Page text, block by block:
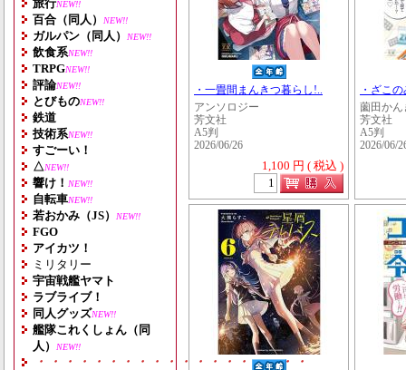
旅行NEW!!
百合（同人） NEW!!
ガルパン（同人） NEW!!
飲食系NEW!!
TRPGNEW!!
評論NEW!!
とびものNEW!!
鉄道
技術系NEW!!
すごーい！
△NEW!!
響け！ NEW!!
自転車NEW!!
若おかみ（JS） NEW!!
FGO
アイカツ！
ミリタリー
宇宙戦艦ヤマト
ラブライブ！
同人グッズNEW!!
艦隊これくしょん（同
人）
NEW!!
・・・・・・・・・・・・・・・・・・・
・一畳間まんきつ暮らし!..
アンソロジー
芳文社
A5判
2026/06/26
1,100 円 ( 税込 )
・ざこ
薗田かん
芳文社
A5判
2026/06/